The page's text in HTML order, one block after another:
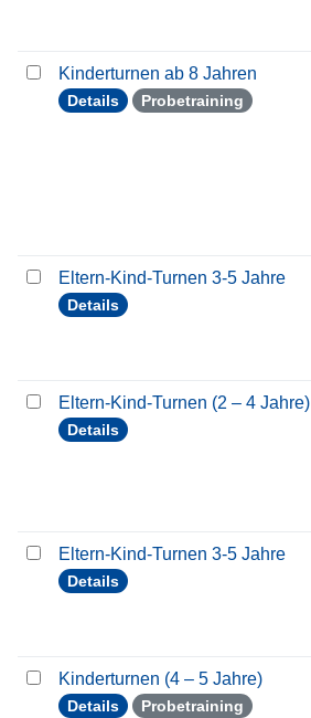
Kinderturnen ab 8 Jahren
Details Probetraining
Eltern-Kind-Turnen 3-5 Jahre
Details
Eltern-Kind-Turnen (2 – 4 Jahre)
Details
Eltern-Kind-Turnen 3-5 Jahre
Details
Kinderturnen (4 – 5 Jahre)
Details Probetraining